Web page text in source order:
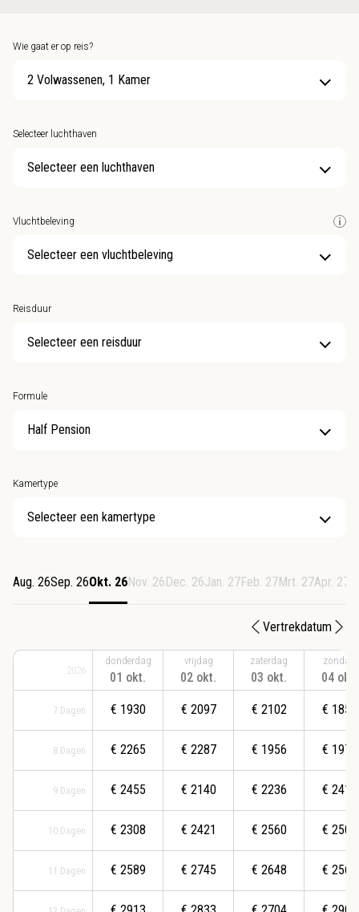
Wie gaat er op reis?
2 Volwassenen, 1 Kamer
Selecteer luchthaven
Selecteer een luchthaven
Vluchtbeleving
Selecteer een vluchtbeleving
Reisduur
Selecteer een reisduur
Formule
Kamertype
Selecteer een kamertype
Aug. 26Sep. 26Okt. 26Nov. 26 Dec. 26Jan. 27Feb. 27Mrt. 27Apr. 27
Vertrekdatum
2026
7 Dagen
8 Dagen
9 Dagen
10 Dagen
11 Dagen
donderdag
01 okt.
€ 1930
€ 2265
€ 2455
€ 2308
€ 2589
vrijdag
02 okt.
€ 2097
€ 2287
€ 2140
€ 2421
€ 2745
zaterdag
03 okt.
€ 2102
€ 1956
€ 2236
€ 2560
€ 2648
zondag
04 okt.
€ 1859
€ 1972
€ 2417
€ 2505
€ 2560